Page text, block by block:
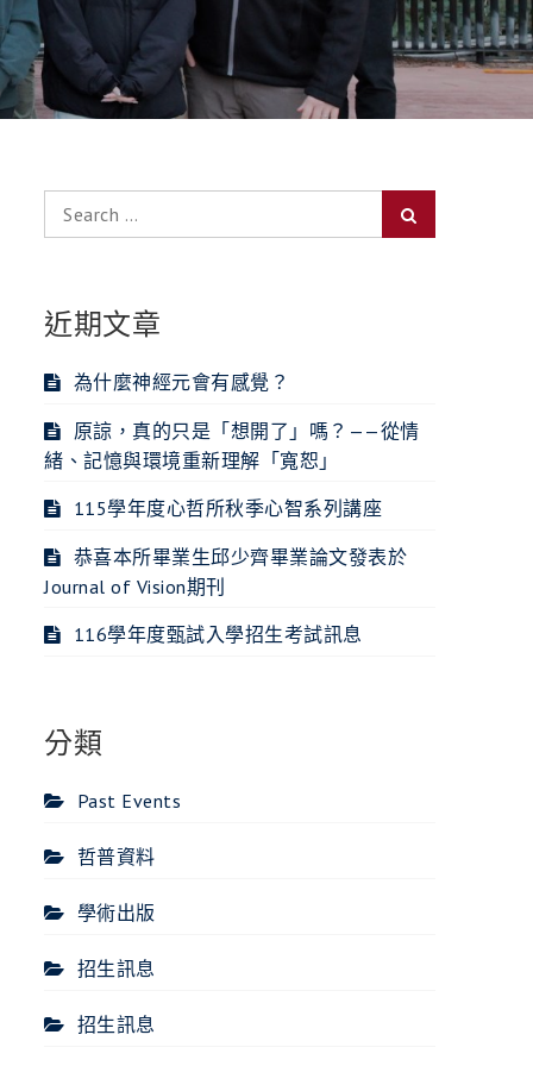
Search
for:
近期文章
為什麼神經元會有感覺？
原諒，真的只是「想開了」嗎？——從情
緒、記憶與環境重新理解「寬恕」
115學年度心哲所秋季心智系列講座
恭喜本所畢業生邱少齊畢業論文發表於
Journal of Vision期刊
116學年度甄試入學招生考試訊息
分類
Past Events
哲普資料
學術出版
招生訊息
招生訊息